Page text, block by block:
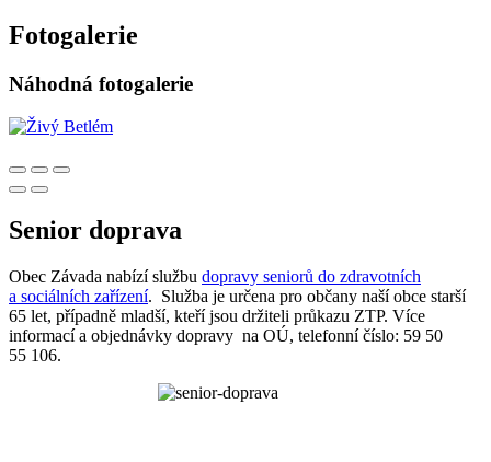
Fotogalerie
Náhodná fotogalerie
Senior doprava
Obec Závada nabízí službu dopravy seniorů do zdravotních
a sociálních zařízení. Služba je určena pro občany naší obce starší
65 let, případně mladší, kteří jsou držiteli průkazu ZTP. Více
informací a objednávky dopravy na OÚ, telefonní číslo: 59 50
55 106.